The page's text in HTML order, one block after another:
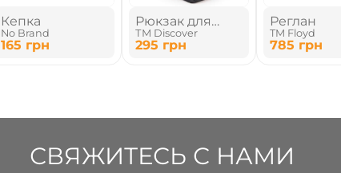
Кепка
No Brand
165 грн
Рюкзак для
ноутбука
ТМ Discover
295 грн
Реглан
TM Floyd
785 грн
СВЯЖИТЕСЬ С НАМИ